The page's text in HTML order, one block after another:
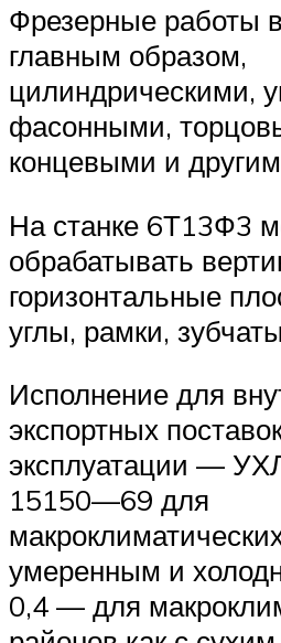
Фрезерные работы
главным образом,
цилиндрическими,
фасонными,
концевыми и
На станке 6Т13Ф3
обрабатывать
горизонтальные
углы, рамки,
Исполнение для
экспортных
эксплуатации —
15150—69 для
умеренным и
0,4 — для